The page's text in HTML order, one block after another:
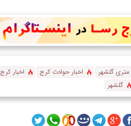
اخبار حوادث کرج اخبار کرج
گلشهر